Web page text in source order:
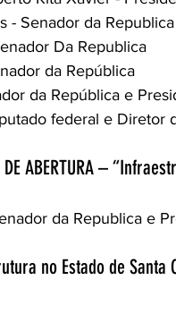
- Senador da
Da Republica
da República
da República e
federal e Diretor
ABERTURA –
da Republica e
no Estado de